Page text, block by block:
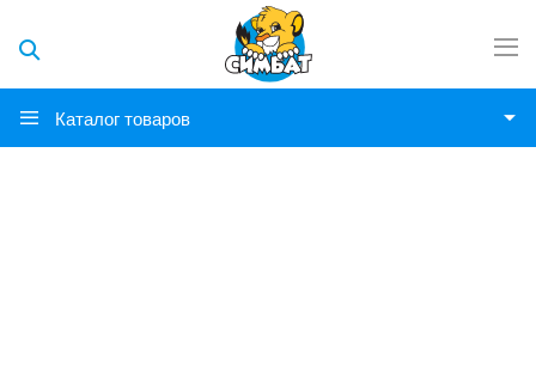
Каталог товаров